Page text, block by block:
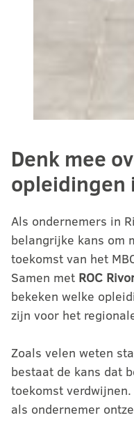
Denk mee
opleidingen
Als ondernemers in
belangrijke kans om
toekomst van het
Samen met ROC
bekeken welke
zijn voor het
Zoals velen weten
bestaat de kans dat
toekomst
als ondernemer